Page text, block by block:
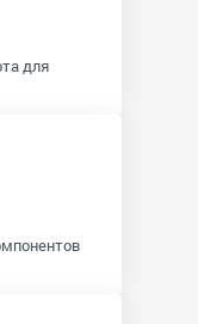
для